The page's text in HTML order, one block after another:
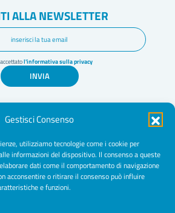
Gestisci Consenso
utilizziamo tecnologie come i cookie per
informazioni del dispositivo. Il consenso a queste
dati come il comportamento di navigazione
acconsentire o ritirare il consenso può influire
e funzioni.
ALLA NEWSLETTER
l'informativa sulla privacy
INVIA